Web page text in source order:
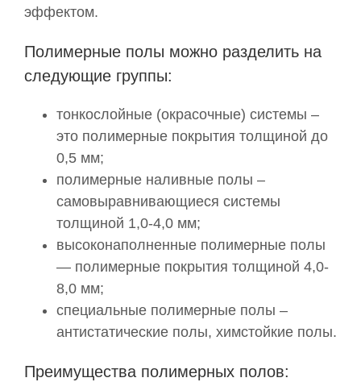
эффектом.
Полимерные полы можно разделить на
следующие группы:
тонкослойные (окрасочные) системы –
это полимерные покрытия толщиной до
0,5 мм;
полимерные наливные полы –
самовыравнивающиеся системы
толщиной 1,0-4,0 мм;
высоконаполненные полимерные полы
— полимерные покрытия толщиной 4,0-
8,0 мм;
специальные полимерные полы –
антистатические полы, химстойкие полы.
Преимущества полимерных полов: